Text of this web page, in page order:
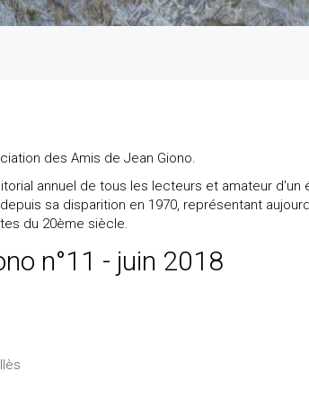
des Amis de Jean Giono.
annuel de tous les lecteurs et amateur d'un
sa disparition en 1970, représentant
du 20ème siècle.
n°11 - juin 2018